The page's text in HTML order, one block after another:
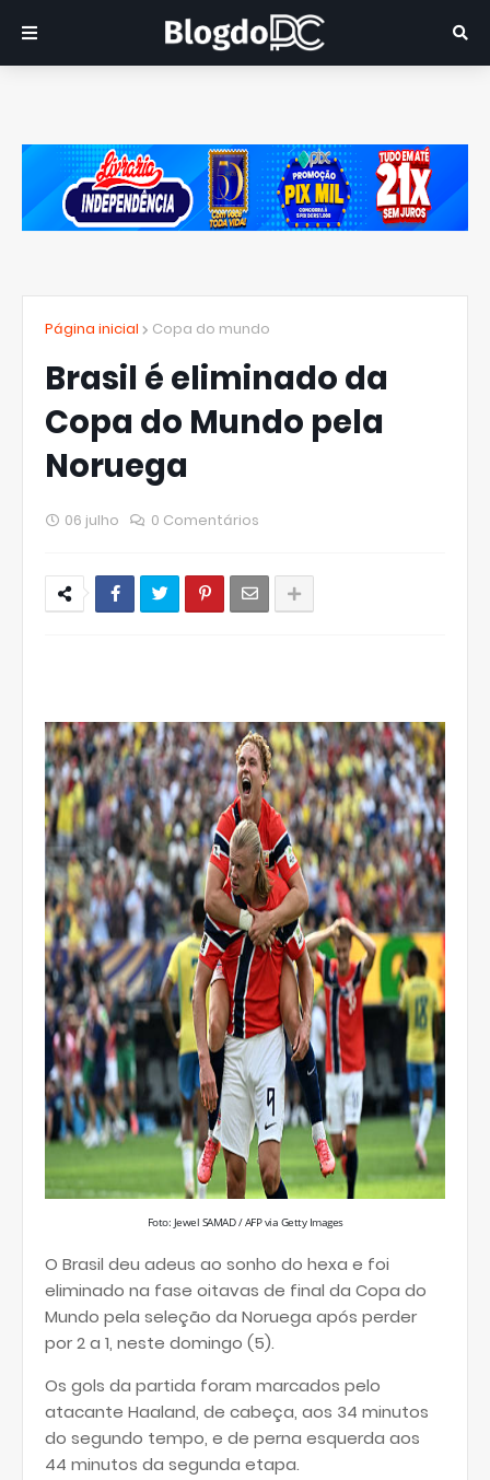
Página inicial Copa do mundo
Brasil é eliminado da
Copa do Mundo pela
Noruega
06 julho 0 Comentários
Foto: Jewel SAMAD / AFP via Getty Images
O Brasil deu adeus ao sonho do hexa e foi
eliminado na fase oitavas de final da Copa do
Mundo pela seleção da Noruega após perder
por 2 a 1, neste domingo (5).
Os gols da partida foram marcados pelo
atacante Haaland, de cabeça, aos 34 minutos
do segundo tempo, e de perna esquerda aos
44 minutos da segunda etapa.